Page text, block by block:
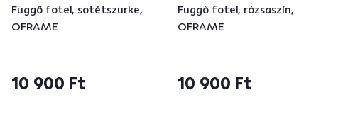
Függő fotel, sötétszürke,
OFRAME
10 900 Ft
Függő fotel, rózsaszín,
OFRAME
10 900 Ft